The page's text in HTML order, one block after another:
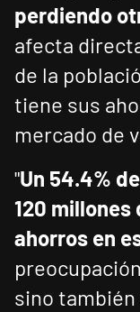
perdiendo
afecta
de la
tiene sus
mercado de
"Un 54.4%
120 millones
ahorros en
sino también